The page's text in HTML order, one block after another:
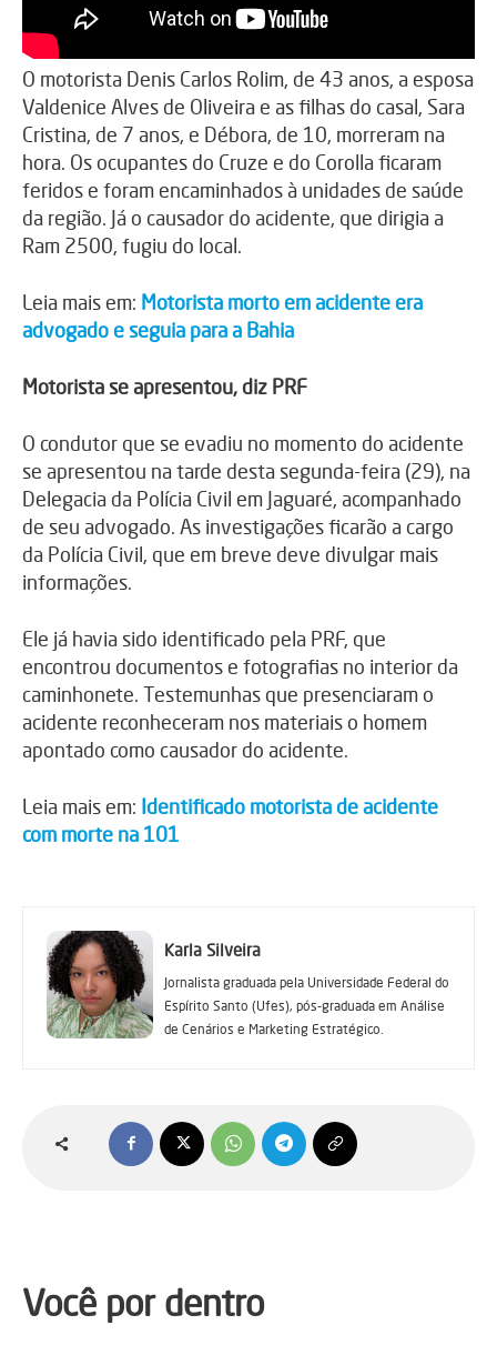
O motorista Denis Carlos Rolim, de 43 anos, a esposa
Valdenice Alves de Oliveira e as filhas do casal, Sara
Cristina, de 7 anos, e Débora, de 10, morreram na
hora. Os ocupantes do Cruze e do Corolla ficaram
feridos e foram encaminhados à unidades de saúde
da região. Já o causador do acidente, que dirigia a
Ram 2500, fugiu do local.
Leia mais em: Motorista morto em acidente era
advogado e seguia para a Bahia
Motorista se apresentou, diz PRF
O condutor que se evadiu no momento do acidente
se apresentou na tarde desta segunda-feira (29), na
Delegacia da Polícia Civil em Jaguaré, acompanhado
de seu advogado. As investigações ficarão a cargo
da Polícia Civil, que em breve deve divulgar mais
informações.
Ele já havia sido identificado pela PRF, que
encontrou documentos e fotografias no interior da
caminhonete. Testemunhas que presenciaram o
acidente reconheceram nos materiais o homem
apontado como causador do acidente.
Leia mais em: Identificado motorista de acidente
com morte na 101
Karla Silveira
Jornalista graduada pela Universidade Federal do
Espírito Santo (Ufes), pós-graduada em Análise
de Cenários e Marketing Estratégico.
Você por dentro